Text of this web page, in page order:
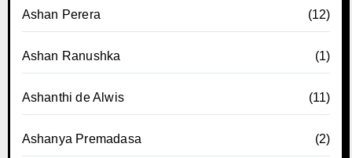
Ashan Perera (12)
Ashan Ranushka (1)
Ashanthi de Alwis (11)
Ashanya Premadasa (2)